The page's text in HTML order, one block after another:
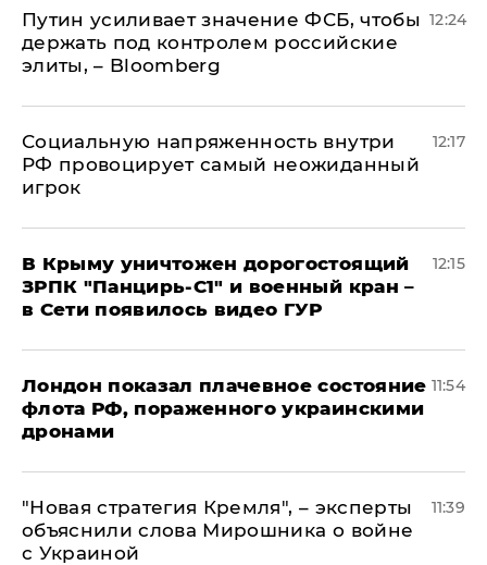
Путин усиливает значение ФСБ, чтобы
держать под контролем российские
элиты, – Bloomberg
12:24
Социальную напряженность внутри
РФ провоцирует самый неожиданный
игрок
12:17
В Крыму уничтожен дорогостоящий
ЗРПК "Панцирь-С1" и военный кран –
в Сети появилось видео ГУР
12:15
Лондон показал плачевное состояние
флота РФ, пораженного украинскими
дронами
11:54
"Новая стратегия Кремля", – эксперты
объяснили слова Мирошника о войне
с Украиной
11:39